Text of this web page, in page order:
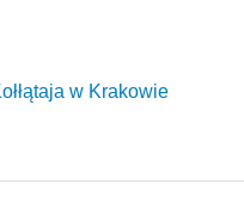
w Krakowie